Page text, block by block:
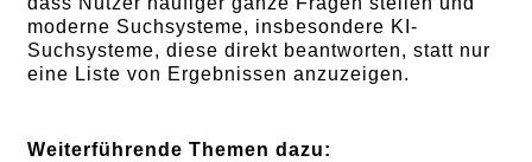
moderne Suchsysteme, insbesondere KI-
Suchsysteme, diese direkt beantworten, statt nur
eine Liste von Ergebnissen anzuzeigen.
Weiterführende Themen dazu: